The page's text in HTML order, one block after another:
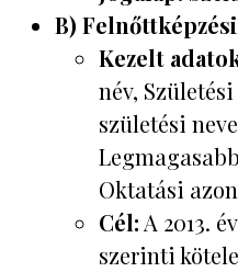
B)
Kezelt
név,
születési
Oktatási
Cél: A 2013.
szerinti